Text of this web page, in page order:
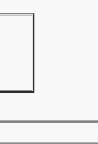
Alcaide